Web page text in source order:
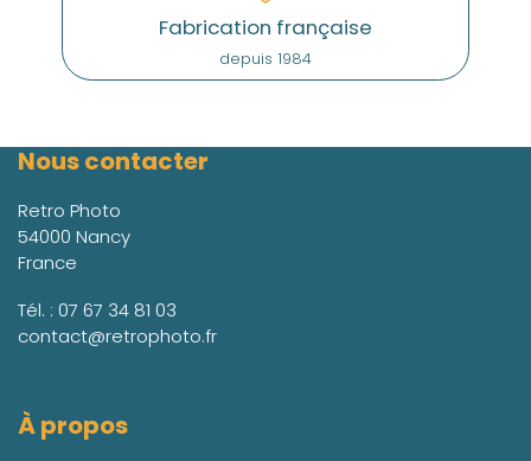
Fabrication française
depuis 1984
Nous contacter
Retro Photo
54000 Nancy
France
Tél. : 07 67 34 81 03
contact@retrophoto.fr
À propos